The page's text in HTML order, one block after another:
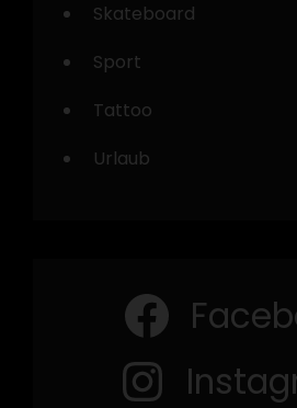
Skateboard
Sport
Tattoo
Urlaub